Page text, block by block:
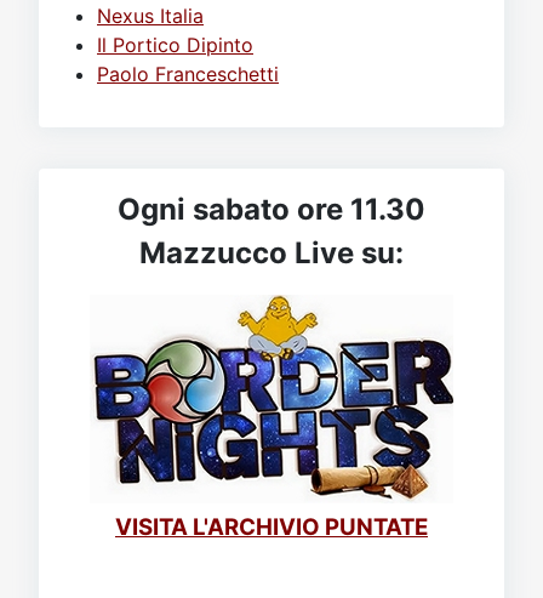
Nexus Italia
Il Portico Dipinto
Paolo Franceschetti
Ogni sabato ore 11.30
Mazzucco Live su:
VISITA L'ARCHIVIO PUNTATE